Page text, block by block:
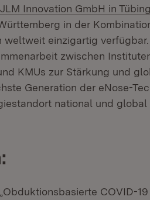
Extern:
JLM Innovation GmbH in
in der
einzigartig
zwischen
in neuem Fenster)
KMUs zur Stärkung und
Generation der eNose-
national und global
COVID-19